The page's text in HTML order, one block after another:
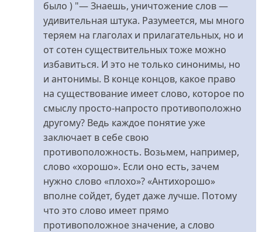
человек
лица
перевірено)
было ) "— Знаешь, уничтожение слов —
удивительная штука. Разумеется, мы много
теряем на глаголах и прилагательных, но и
от сотен существительных тоже можно
избавиться. И это не только синонимы, но
и антонимы. В конце концов, какое право
на существование имеет слово, которое по
смыслу просто-напросто противоположно
другому? Ведь каждое понятие уже
заключает в себе свою
противоположность. Возьмем, например,
слово «хорошо». Если оно есть, зачем
нужно слово «плохо»? «Антихорошо»
вполне сойдет, будет даже лучше. Потому
что это слово имеет прямо
противоположное значение, а слово